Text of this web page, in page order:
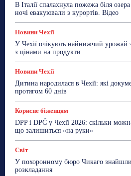
В Італії спалахнула пожежа біля
ночі евакуювали з курортів. Відео
Новини Чехії
У Чехії очікують найнижчий урожай
з цінами на продукти
Новини Чехії
Дитина народилася в Чехії: які
протягом 60 днів
Корисне біженцям
DPP і DPČ у Чехії 2026: скільки
що залишиться «на руки»
Світ
У похоронному бюро Чикаго знайшли
розкладання